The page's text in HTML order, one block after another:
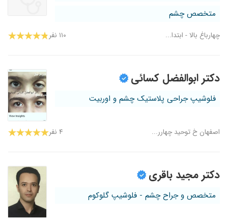
متخصص چشم
چهارباغ بالا - ابتدا... ۱۱۰ نفر
دکتر ابوالفضل کسائی
فلوشیپ جراحی پلاستیک چشم و اوربیت
اصفهان خ توحید چهارر... ۴ نفر
دکتر مجید باقری
متخصص و جراح چشم - فلوشیپ گلوکوم